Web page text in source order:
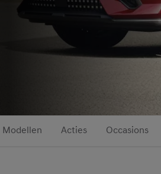
Modellen Acties Occasions